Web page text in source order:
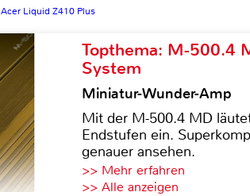
Acer Liquid Z410 Plus
Topthema: M-500.4
System
Miniatur-Wunder-Amp
Mit der M-500.4 MD
Endstufen ein.
genauer ansehen.
>> Mehr erfahren
>> Alle anzeigen